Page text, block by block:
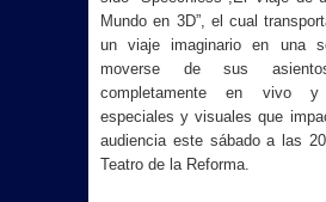
Mundo en 3D”, el cual
un viaje imaginario en una
moverse de sus
completamente en vivo
especiales y visuales que
audiencia este sábado a las
Teatro de la Reforma.